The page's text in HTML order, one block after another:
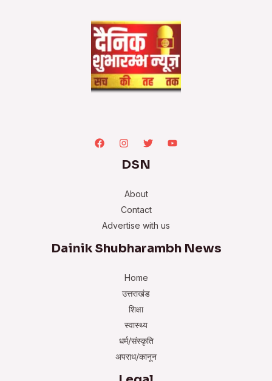
DSN
About
Contact
Advertise with us
Dainik Shubharambh News
Home
उत्तराखंड
शिक्षा
स्वास्थ्य
धर्म/संस्कृति
अपराध/कानून